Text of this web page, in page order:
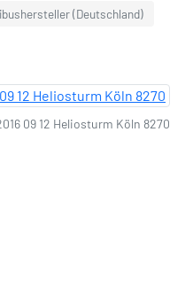
(Deutschland)
09 12 Heliosturm Köln 8270